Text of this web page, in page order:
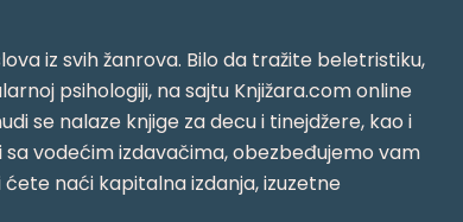
iz svih žanrova. Bilo da tražite beletristiku,
psihologiji, na sajtu Knjižara.com online
se nalaze knjige za decu i tinejdžere, kao i
sa vodećim izdavačima, obezbeđujemo vam
ćete naći kapitalna izdanja, izuzetne